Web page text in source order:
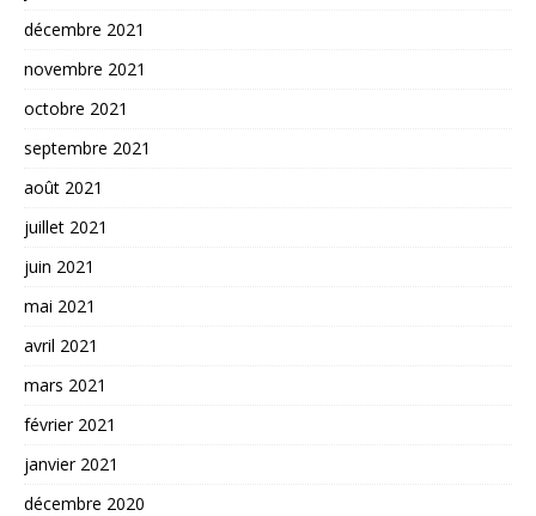
décembre 2021
novembre 2021
octobre 2021
septembre 2021
août 2021
juillet 2021
juin 2021
mai 2021
avril 2021
mars 2021
février 2021
janvier 2021
décembre 2020